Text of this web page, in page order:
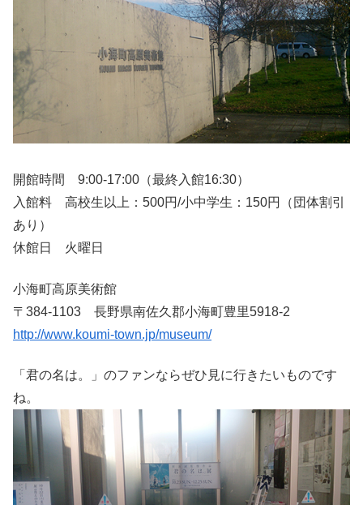
開館時間 9:00-17:00（最終入館16:30）
入館料 高校生以上：500円/小中学生：150円（団体割引
あり）
休館日 火曜日
小海町高原美術館
〒384-1103 長野県南佐久郡小海町豊里5918-2
http://www.koumi-town.jp/museum/
「君の名は。」のファンならぜひ見に行きたいものです
ね。